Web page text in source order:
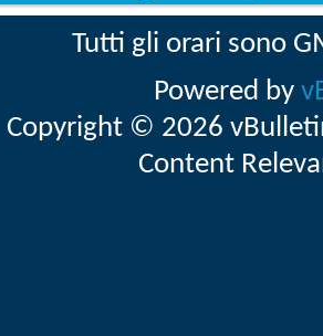
Tutti gli orari sono
Powered by
Copyright © 2026
Content